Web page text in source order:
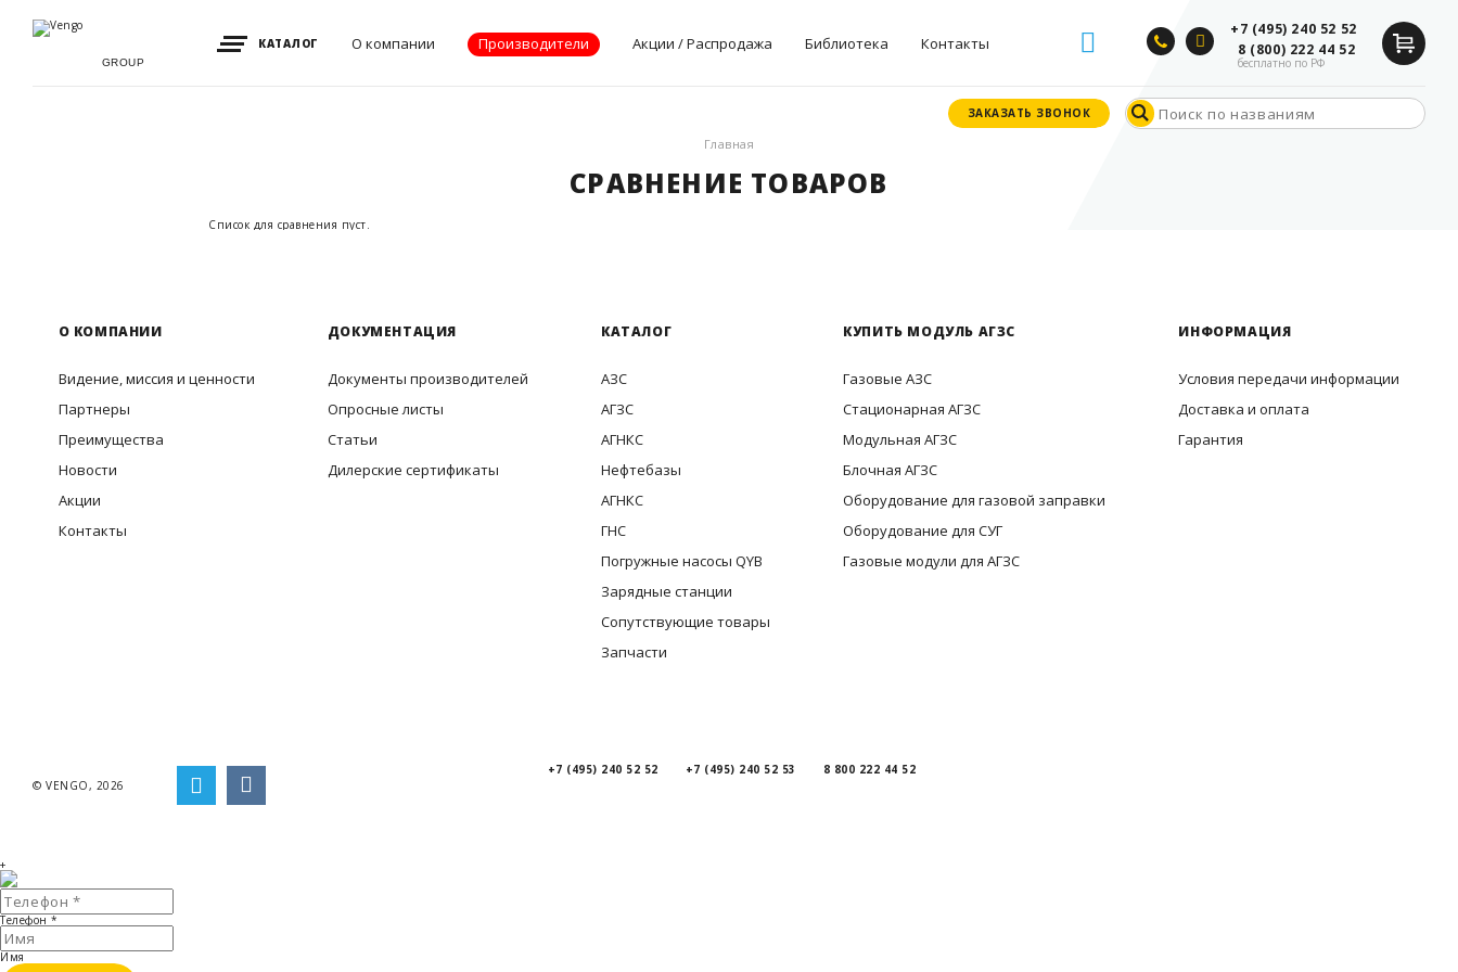
GROUP
КАТАЛОГ О компании Производители Акции / Распродажа Библиотека
Опросные листы
Контакты
+7 (495) 240 52 52
8 (800) 222 44 52
бесплатно по РФ
ЗАКАЗАТЬ ЗВОНОК
ЗАКАЗАТЬ ЗВОНОК
Главная
СРАВНЕНИЕ ТОВАРОВ
Список для сравнения пуст.
© VENGO, 2026
+7 (495) 240 52 52 +7 (495) 240 52 53 8 800 222 44 52
О КОМПАНИИ
Видение, миссия и ценности
Партнеры
Преимущества
Новости
Акции
Контакты
ДОКУМЕНТАЦИЯ
Документы производителей
Опросные листы
Статьи
Дилерские сертификаты
КАТАЛОГ
АЗС
АГЗС
АГНКС
Нефтебазы
АГНКС
ГНС
Погружные насосы QYB
Зарядные станции
Сопутствующие товары
Запчасти
КУПИТЬ МОДУЛЬ АГЗС
Газовые АЗС
Стационарная АГЗС
Модульная АГЗС
Блочная АГЗС
Оборудование для газовой заправки
Оборудование для СУГ
Газовые модули для АГЗС
ИНФОРМАЦИЯ
Условия передачи информации
Доставка и оплата
Гарантия
+
Телефон *
Имя